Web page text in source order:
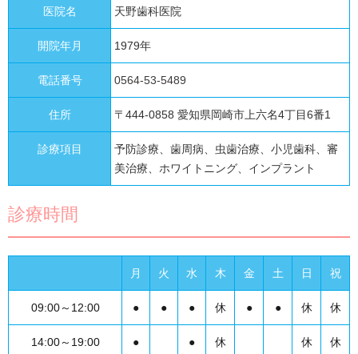
医院名 天野歯科医院
開院年月 1979年
電話番号 0564-53-5489
住所 〒444-0858 愛知県岡崎市上六名4丁目6番1
診療項目
予防診療、歯周病、虫歯治療、小児歯科、審
美治療、ホワイトニング、インプラント
診療時間
月 火 水 木 金 土 日 祝
09:00～12:00 ● ● ● 休 ● ● 休 休
14:00～19:00 ● ● 休 休 休